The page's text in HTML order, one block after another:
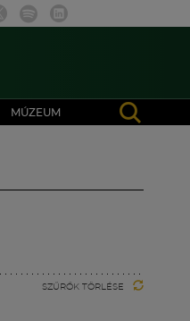
MÚZEUM
SZŰRŐK TÖRLÉSE